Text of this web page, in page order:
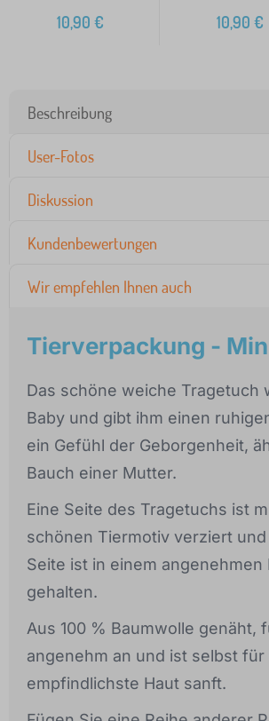
10,90 € 10,90 €
Beschreibung
User-Fotos
Diskussion
Kundenbewertungen
Wir empfehlen Ihnen auch
Tierverpackung -
Das schöne weiche Tragetuch
Baby und gibt ihm einen
ein Gefühl der Geborgenheit,
Bauch einer Mutter.
Eine Seite des Tragetuchs ist
schönen Tiermotiv verziert
Seite ist in einem angenehmen
gehalten.
Aus 100 % Baumwolle genäht,
angenehm an und ist selbst für
empfindlichste Haut sanft.